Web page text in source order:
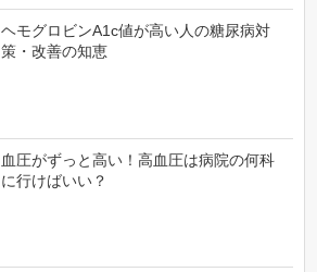
ヘモグロビンA1c値が高い人の糖尿病対
策・改善の知恵
血圧がずっと高い！高血圧は病院の何科
に行けばいい？